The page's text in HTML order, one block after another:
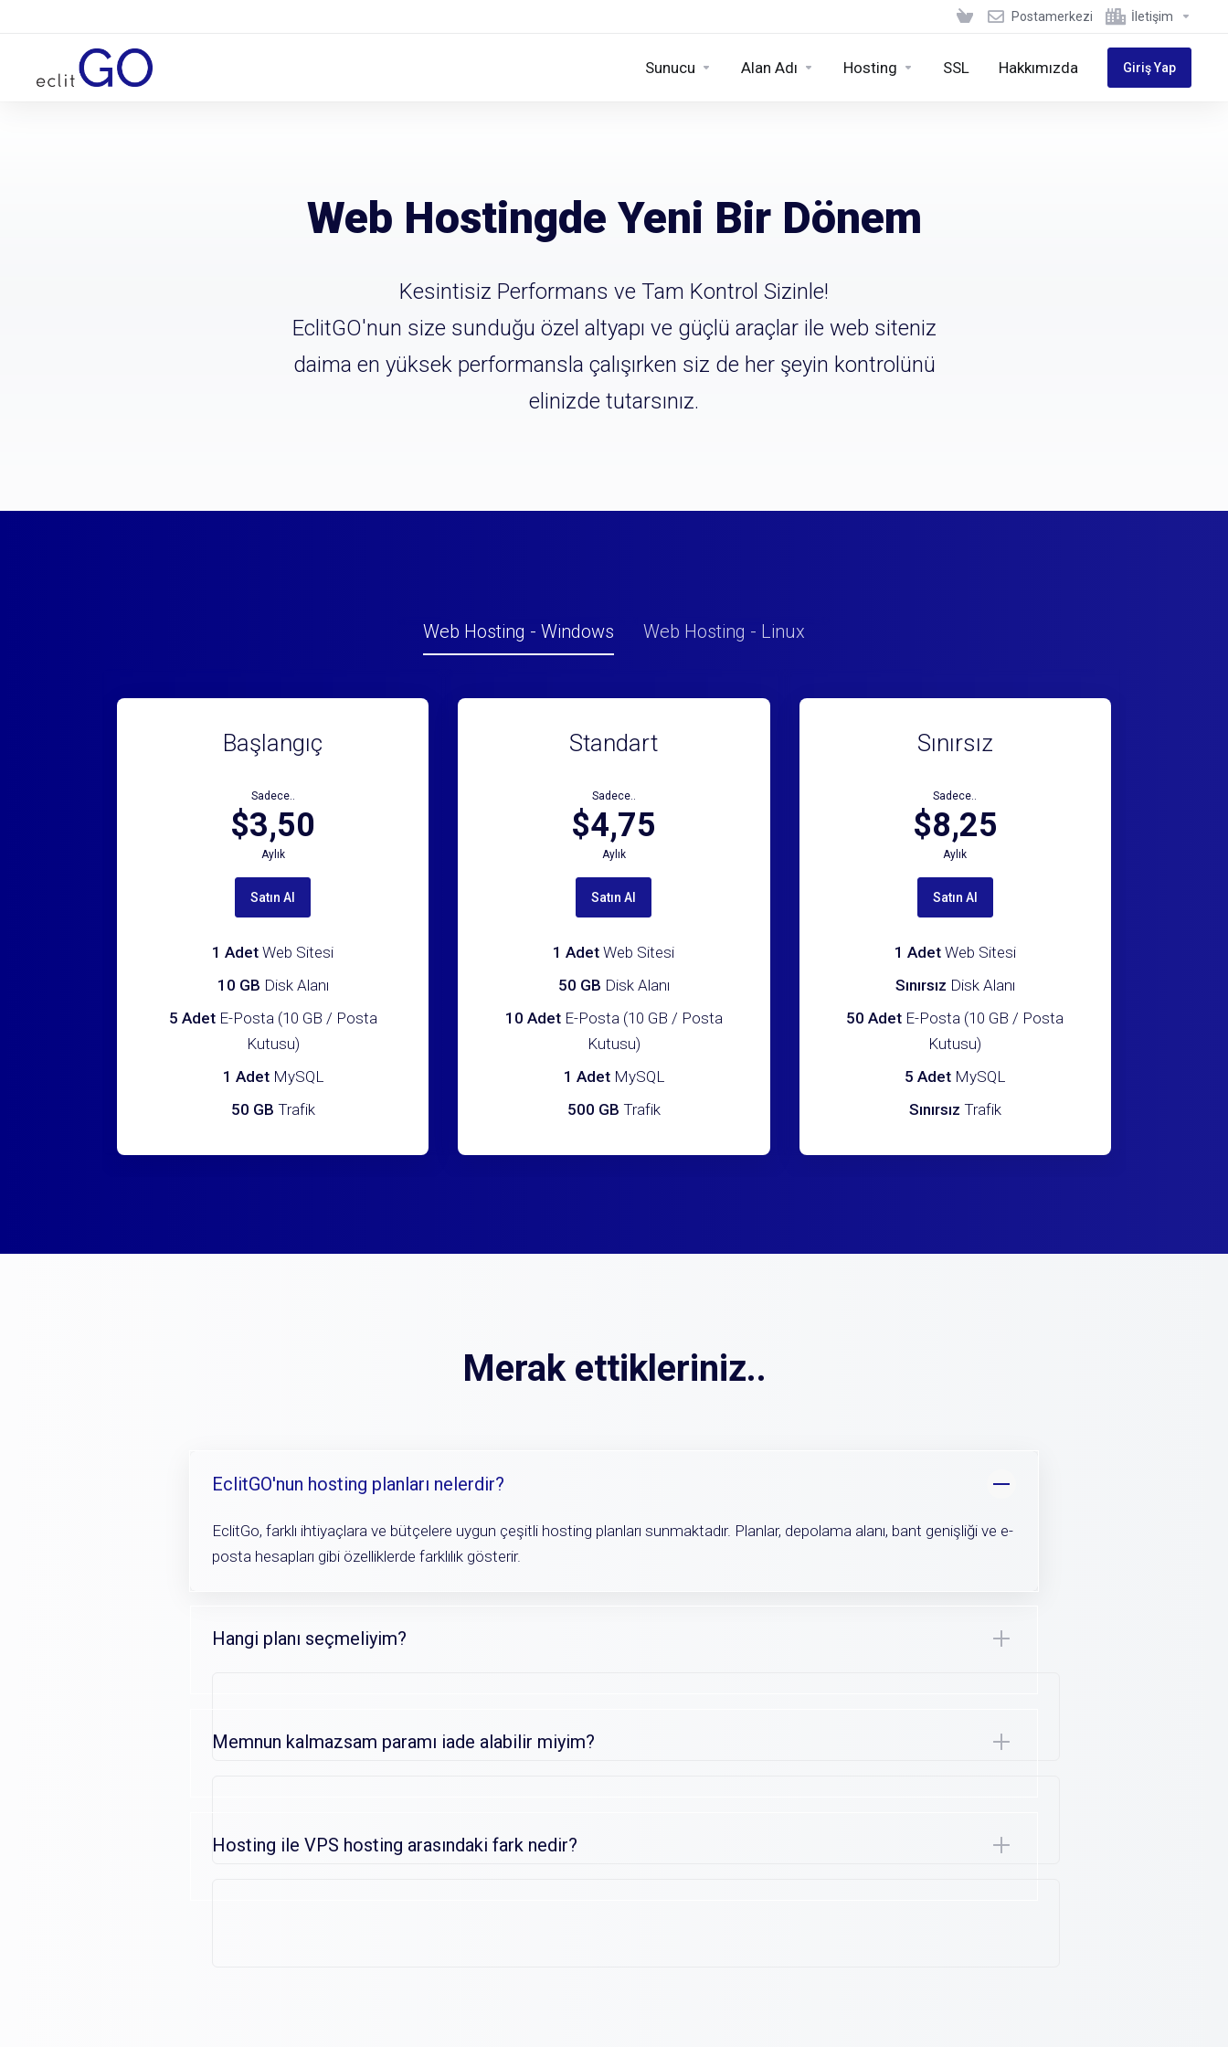
Postamerkezi İletişim
Sunucu Alan Adı Hosting SSL Hakkımızda Giriş Yap
Web Hostingde Yeni Bir Dönem
Kesintisiz Performans ve Tam Kontrol Sizinle!
EclitGO'nun size sunduğu özel altyapı ve güçlü araçlar ile web siteniz
daima en yüksek performansla çalışırken siz de her şeyin kontrolünü
elinizde tutarsınız.
Web Hosting - Windows Web Hosting - Linux
Başlangıç
Sadece..
$3,50
Aylık
Satın Al
1 Adet Web Sitesi
10 GB Disk Alanı
5 AdetE-Posta (10 GB / Posta
Kutusu)
1 AdetMySQL
50 GB Trafik
Standart
Sadece..
$4,75
Aylık
Satın Al
1 Adet Web Sitesi
50 GB Disk Alanı
10 AdetE-Posta (10 GB / Posta
Kutusu)
1 AdetMySQL
500 GB Trafik
Sınırsız
Sadece..
$8,25
Aylık
Satın Al
1 AdetWeb Sitesi
Sınırsız Disk Alanı
50 Adet E-Posta (10 GB / Posta
Kutusu)
5 Adet MySQL
Sınırsız Trafik
Merak ettikleriniz..
EclitGO'nun hosting planları nelerdir?
EclitGo, farklı ihtiyaçlara ve bütçelere uygun çeşitli hosting planları sunmaktadır. Planlar, depolama alanı, bant genişliği ve e-
posta hesapları gibi özelliklerde farklılık gösterir.
Hangi planı seçmeliyim?
Memnun kalmazsam paramı iade alabilir miyim?
Hosting ile VPS hosting arasındaki fark nedir?